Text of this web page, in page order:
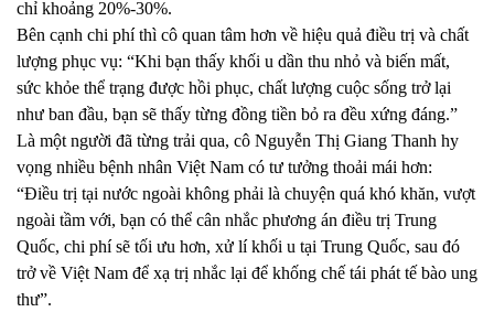
chỉ khoảng 20%-30%.
Bên cạnh chi phí thì cô quan tâm hơn về hiệu quả điều trị và chất
lượng phục vụ: “Khi bạn thấy khối u dần thu nhỏ và biến mất,
sức khỏe thể trạng được hồi phục, chất lượng cuộc sống trở lại
như ban đầu, bạn sẽ thấy từng đồng tiền bỏ ra đều xứng đáng.”
Là một người đã từng trải qua, cô Nguyễn Thị Giang Thanh hy
vọng nhiều bệnh nhân Việt Nam có tư tưởng thoải mái hơn:
“Điều trị tại nước ngoài không phải là chuyện quá khó khăn, vượt
ngoài tầm với, bạn có thể cân nhắc phương án điều trị Trung
Quốc, chi phí sẽ tối ưu hơn, xử lí khối u tại Trung Quốc, sau đó
trở về Việt Nam để xạ trị nhắc lại để khống chế tái phát tế bào ung
thư”.